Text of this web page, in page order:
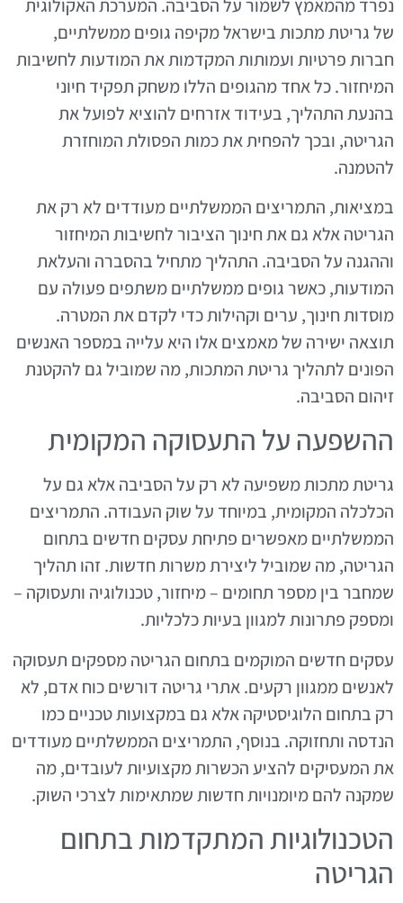
נפרד מהמאמץ לשמור על הסביבה. המערכת האקולוגית
של גריטת מתכות בישראל מקיפה גופים ממשלתיים,
חברות פרטיות ועמותות המקדמות את המודעות לחשיבות
המיחזור. כל אחד מהגופים הללו משחק תפקיד חיוני
בהנעת התהליך, בעידוד אזרחים להוציא לפועל את
הגריטה, ובכך להפחית את כמות הפסולת המוחזרת
להטמנה.
במציאות, התמריצים הממשלתיים מעודדים לא רק את
הגריטה אלא גם את חינוך הציבור לחשיבות המיחזור
וההגנה על הסביבה. התהליך מתחיל בהסברה והעלאת
המודעות, כאשר גופים ממשלתיים משתפים פעולה עם
מוסדות חינוך, ערים וקהילות כדי לקדם את המטרה.
תוצאה ישירה של מאמצים אלו היא עלייה במספר האנשים
הפונים לתהליך גריטת המתכות, מה שמוביל גם להקטנת
זיהום הסביבה.
ההשפעה על התעסוקה המקומית
גריטת מתכות משפיעה לא רק על הסביבה אלא גם על
הכלכלה המקומית, במיוחד על שוק העבודה. התמריצים
הממשלתיים מאפשרים פתיחת עסקים חדשים בתחום
הגריטה, מה שמוביל ליצירת משרות חדשות. זהו תהליך
שמחבר בין מספר תחומים – מיחזור, טכנולוגיה ותעסוקה –
ומספק פתרונות למגוון בעיות כלכליות.
עסקים חדשים המוקמים בתחום הגריטה מספקים תעסוקה
לאנשים ממגוון רקעים. אתרי גריטה דורשים כוח אדם, לא
רק בתחום הלוגיסטיקה אלא גם במקצועות טכניים כמו
הנדסה ותחזוקה. בנוסף, התמריצים הממשלתיים מעודדים
את המעסיקים להציע הכשרות מקצועיות לעובדים, מה
שמקנה להם מיומנויות חדשות שמתאימות לצרכי השוק.
הטכנולוגיות המתקדמות בתחום
הגריטה